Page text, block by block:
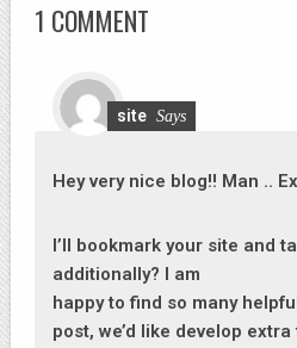
1 COMMENT
site Says
Hey very nice blog!! Man ..
I’ll bookmark your site and
additionally? I am
happy to find so many
post, we’d like develop